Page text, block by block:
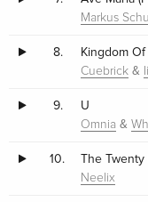
Markus
8. Kingdom
Cuebrick &
9. U
Omnia &
10. The Twenty
Neelix